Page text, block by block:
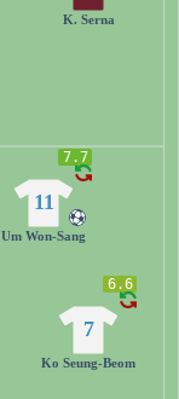
K. Serna
6.6
7
Ko Seung-Beom
7.7
11
Um Won-Sang